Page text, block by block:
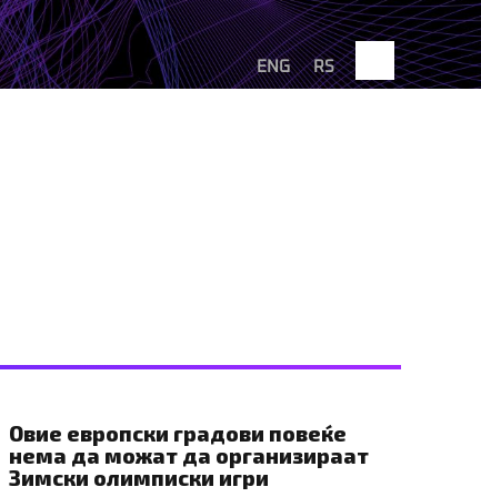
RS
ENG
Search
Овие европски градови повеќе
нема да можат да организираат
Зимски олимписки игри